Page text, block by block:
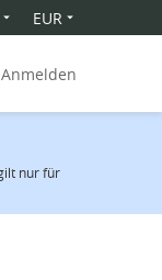
EUR
Anmelden
nur für